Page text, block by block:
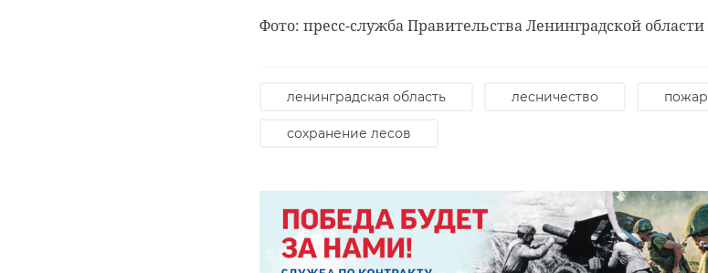
Фото: пресс-служба Правительства Ленинградской области
ленинградская область лесничество пожар
сохранение лесов